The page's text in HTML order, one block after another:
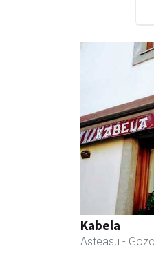
Kabela
Asteasu -